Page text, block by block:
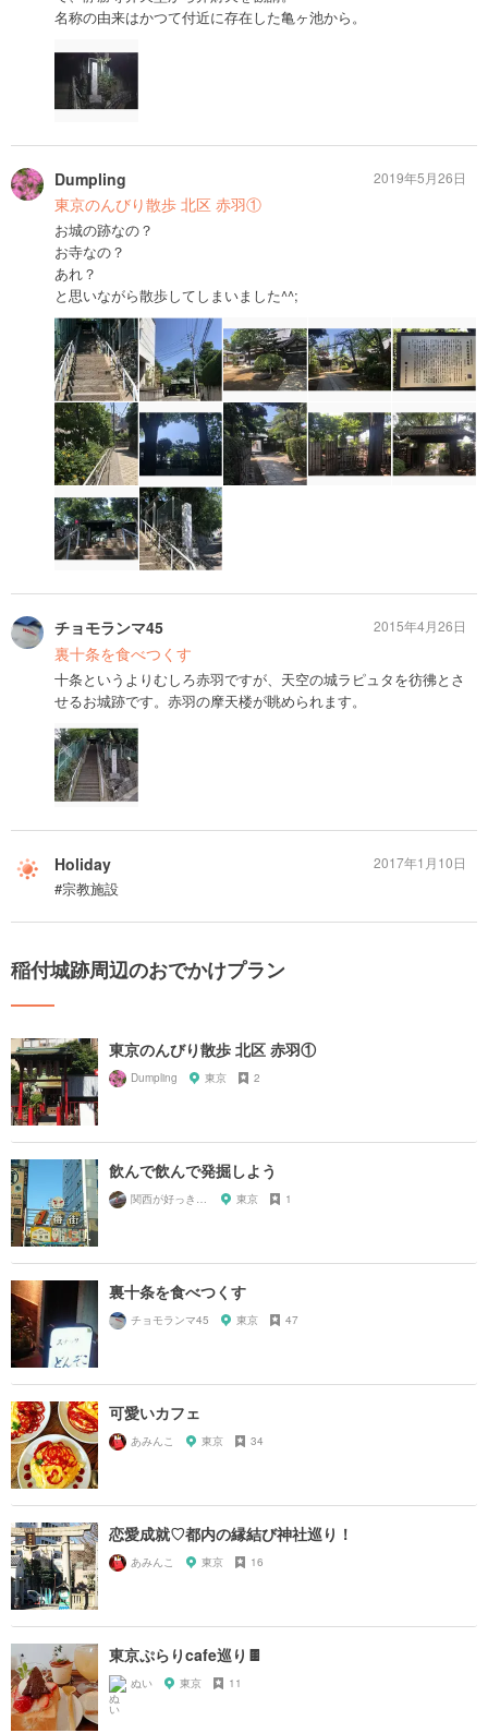
名称の由来はかつて付近に存在した亀ヶ池から。
Dumpling
東京のんびり散歩 北区 赤羽①
お城の跡なの？
お寺なの？
あれ？
と思いながら散歩してしまいました^^;
2019年5月26日
チョモランマ45
裏十条を食べつくす
十条というよりむしろ赤羽ですが、天空の城ラピュタを彷彿とさ
せるお城跡です。赤羽の摩天楼が眺められます。
2015年4月26日
Holiday
#宗教施設
2017年1月10日
稲付城跡周辺のおでかけプラン
東京のんびり散歩 北区 赤羽①
Dumpling 東京 2
飲んで飲んで発掘しよう
東京 1
裏十条を食べつくす
チョモランマ45 東京 47
可愛いカフェ
あみんこ 東京 34
恋愛成就♡都内の縁結び神社巡り！
あみんこ 東京 16
東京ぷらりcafe巡り🍫
ぬい 東京 11